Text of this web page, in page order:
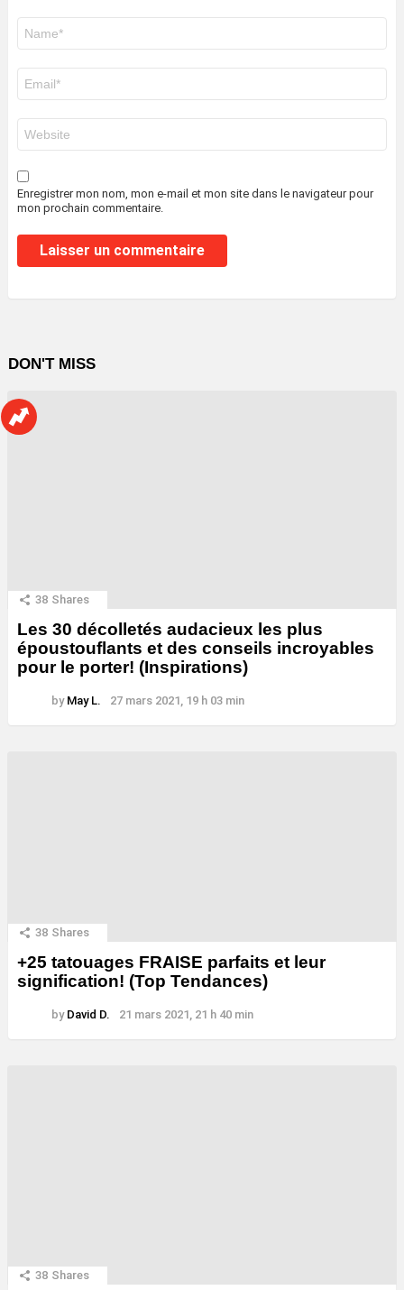
mail
*
web
Enregistrer mon nom, mon e-mail et mon site dans le navigateur pour
mon prochain commentaire.
DON'T MISS
38 Shares
Les 30 décolletés audacieux les plus
époustouflants et des conseils incroyables
pour le porter! (Inspirations)
by May L. 27 mars 2021, 19 h 03 min
38 Shares
+25 tatouages ​​FRAISE parfaits et leur
signification! (Top Tendances)
by David D. 21 mars 2021, 21 h 40 min
38 Shares